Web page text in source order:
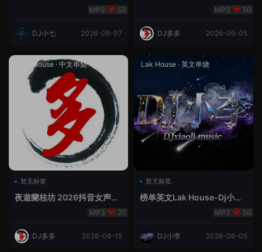
50
DJ小七 2026-06-07
50
DJ多多 2026-06-05
Prog House · 中文串烧
暂无标签
夜遊蘭桂坊 2026抖音女声整
合（DJ多多DJ尾巴）
20
DJ多多 2026-06-15
Lak House · 英文串烧
暂无标签
榜单英文Lak House-Dj小李
50
DJ小李 2026-06-05